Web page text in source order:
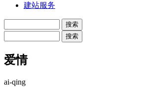
建站服务
爱情
ai-qing